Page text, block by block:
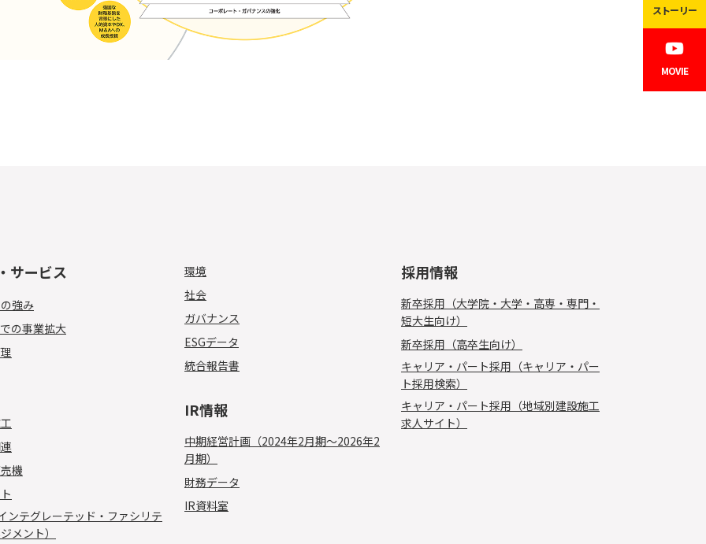
ストーリー
MOVIE
サービス
強み
の事業拡大
機
ンテグレーテッド・ファシリテ
メント）
環境
社会
ガバナンス
ESGデータ
統合報告書
IR情報
中期経営計画（2024年2月期～2026年2
月期）
財務データ
IR資料室
採用情報
新卒採用（大学院・大学・高専・専門・
短大生向け）
新卒採用（高卒生向け）
キャリア・パート採用（キャリア・パー
ト採用検索）
キャリア・パート採用（地域別建設施工
求人サイト）